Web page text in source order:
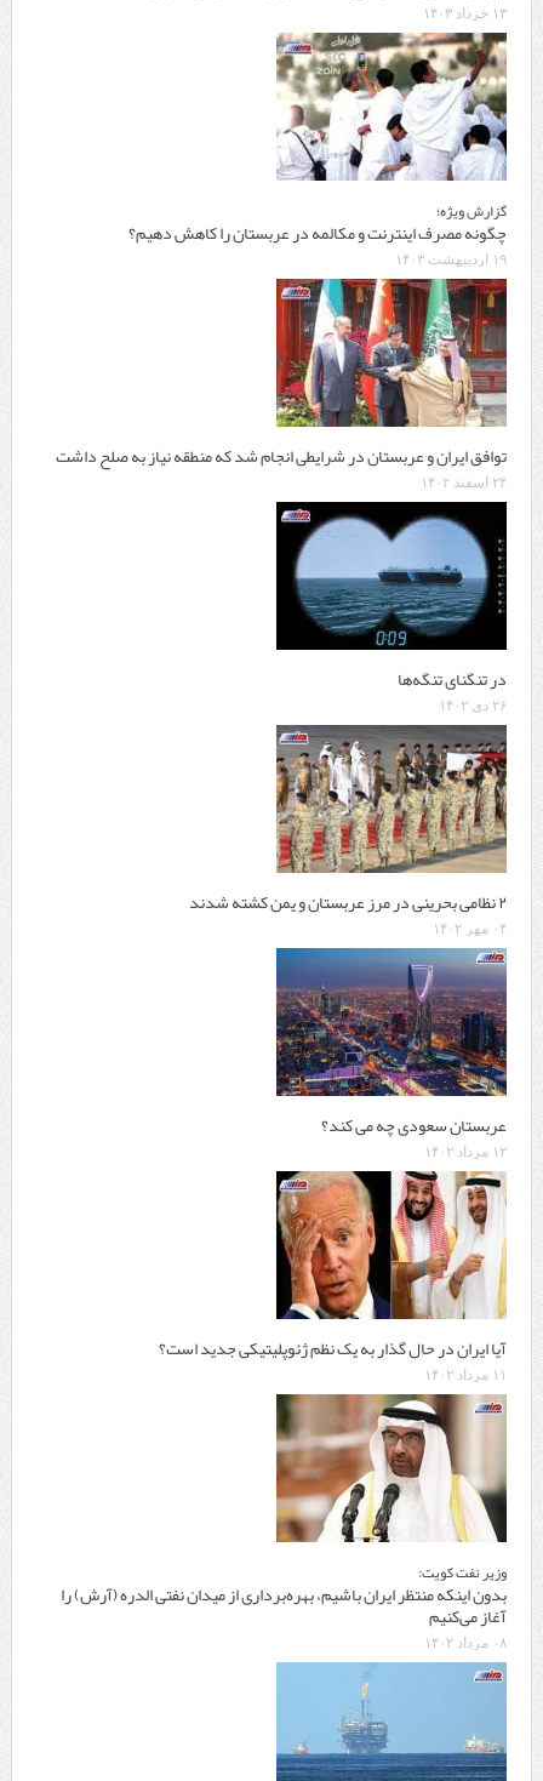
۱۳ خرداد ۱۴۰۳
گزارش ویژه؛
چگونه مصرف اینترنت و مکالمه در عربستان را کاهش دهیم؟
۱۹ اردیبهشت ۱۴۰۳
توافق ایران و عربستان در شرایطی انجام شد که منطقه نیاز به صلح داشت
۲۴ اسفند ۱۴۰۲
در تنگنای تنگه‌ها
۲۶ دی ۱۴۰۲
۲ نظامی بحرینی در مرز عربستان و یمن کشته شدند
۰۴ مهر ۱۴۰۲
عربستان سعودی چه می کند‌؟
۱۲ مرداد ۱۴۰۲
آیا ایران در حال گذار به یک نظم ژئوپلیتیکی جدید است؟
۱۱ مرداد ۱۴۰۲
وزیر نفت کویت:
بدون اینکه منتظر ایران باشیم، بهره‌برداری از میدان نفتی الدره (آرش) را
آغاز می‌کنیم
۰۸ مرداد ۱۴۰۲